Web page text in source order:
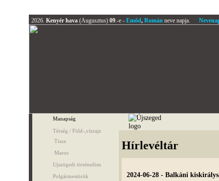
2026. Kenyér hava (Augusztus) 09.-e - Emőd, Románneve napja.
Manapság
Térség / Föld-,vízrajz
Tisza
Maros
Ujszögedi történelöm
Polgármestörök
Hírlevéltár
2024-06-28 - Balkáni